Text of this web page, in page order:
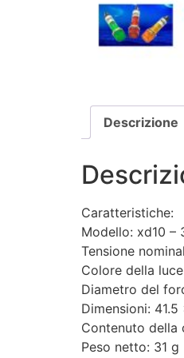
Descrizione
Caratteristiche:
Modello: xd10 –
Tensione
Colore della
Diametro del
Dimensioni:
Contenuto della
Peso netto: 31 g